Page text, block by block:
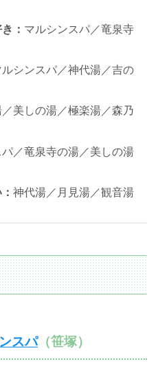
： マルシンスパ／竜泉寺
ルシンスパ／神代湯／吉の
美しの湯／極楽湯／森乃
／竜泉寺の湯／美しの湯
：神代湯／月見湯／観音湯
スパ（笹塚）